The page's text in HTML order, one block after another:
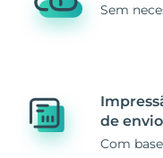
Sem
de envio
Com